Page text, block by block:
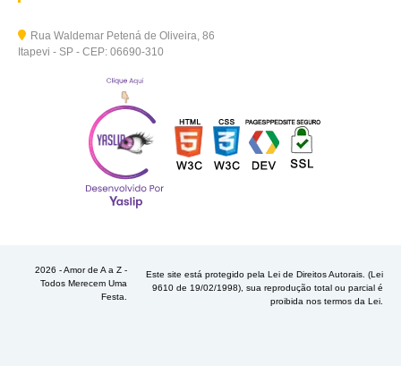
Rua Waldemar Petená de Oliveira, 86
Itapevi - SP - CEP: 06690-310
2026 - Amor de A a Z -
Todos Merecem Uma
Festa.
Este site está protegido pela Lei de Direitos Autorais. (Lei
9610 de 19/02/1998), sua reprodução total ou parcial é
proibida nos termos da Lei.